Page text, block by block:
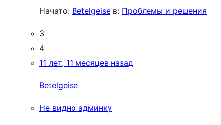
Начато: Betelgeise в: Проблемы и решения
3
4
11 лет, 11 месяцев назад
Betelgeise
Не видно админку